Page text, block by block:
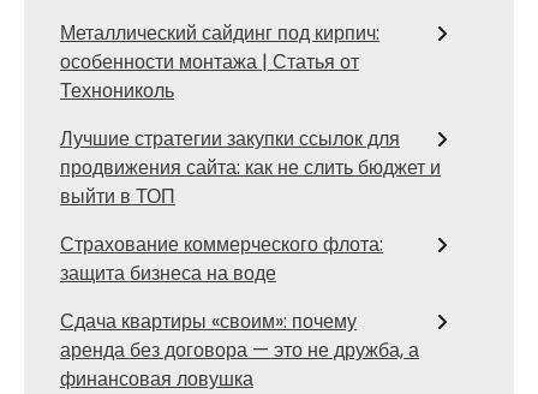
Металлический сайдинг под кирпич:
особенности монтажа | Статья от
Технониколь
Лучшие стратегии закупки ссылок для
продвижения сайта: как не слить бюджет и
выйти в ТОП
Страхование коммерческого флота:
защита бизнеса на воде
Сдача квартиры «своим»: почему
аренда без договора — это не дружба, а
финансовая ловушка